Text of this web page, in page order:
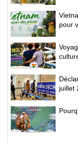
pour
juillet